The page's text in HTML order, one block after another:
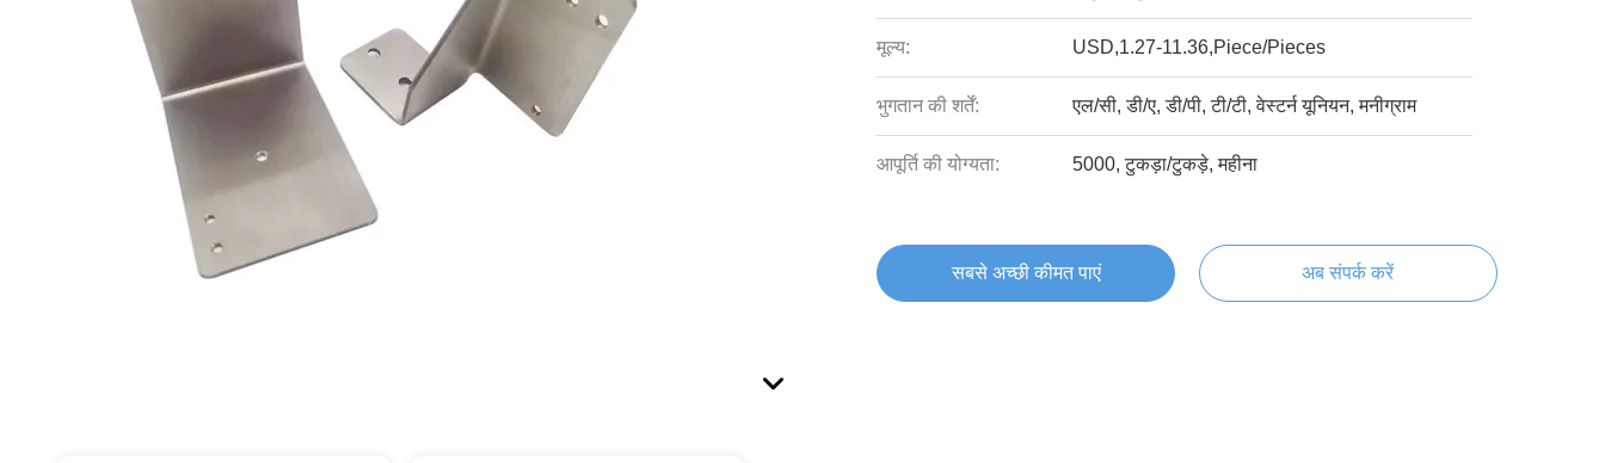
मूल्य: USD,1.27-11.36,Piece/Pieces
भुगतान की शर्तें: एल/सी, डी/ए, डी/पी, टी/टी, वेस्टर्न यूनियन, मनीग्राम
आपूर्ति की योग्यता: 5000, टुकड़ा/टुकड़े, महीना
सबसे अच्छी कीमत पाएं अब संपर्क करें